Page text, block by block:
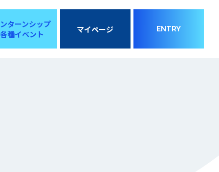
ターンシップ
各種イベント
マイページ ENTRY